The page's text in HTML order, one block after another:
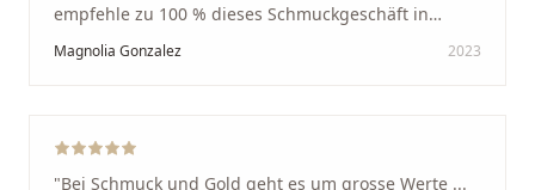
empfehle zu 100 % dieses Schmuckgeschäft in
Schaffhausen. Ich selbst war sehr zufrieden und
glücklich mit der Behandlung. Ich danke Ihnen – ich
Magnolia Gonzalez 2023
"Bei Schmuck und Gold geht es um grosse Werte ...